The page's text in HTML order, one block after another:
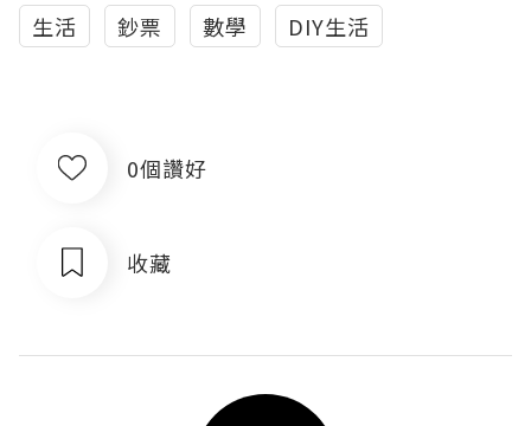
生活 鈔票 數學 DIY生活
0個讚好
收藏